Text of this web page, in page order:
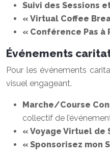
Suivi des Sessions
« Virtual Coffee
« Conférence Pas à
Événements
Pour les événements
visuel engageant.
Marche/Course
collectif de
« Voyage Virtuel de
« Sponsorisez mon